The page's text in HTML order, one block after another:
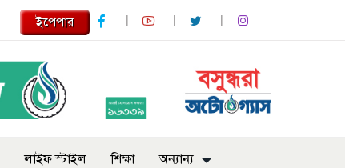
ইপেপার
লাইফ স্টাইল শিক্ষা অন্যান্য